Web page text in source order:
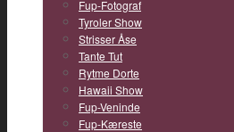
Fup-Fotograf
Tyroler Show
Strisser Åse
Tante Tut
Rytme Dorte
Hawaii Show
Fup-Veninde
Fup-Kæreste